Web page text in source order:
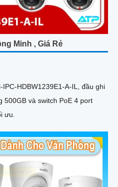
Minh , Giá Rẻ
HDBW1239E1-A-IL, đầu ghi
500GB và switch PoE 4 port
ưu.